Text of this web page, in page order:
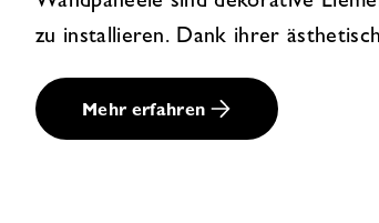
zu installieren. Dank ihrer
Mehr erfahren